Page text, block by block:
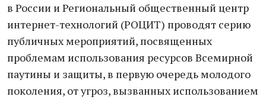
в России и Региональный общественный центр
интернет-технологий (РОЦИТ) проводят серию
публичных мероприятий, посвященных
проблемам использования ресурсов Всемирной
паутины и защиты, в первую очередь молодого
поколения, от угроз, вызванных использованием